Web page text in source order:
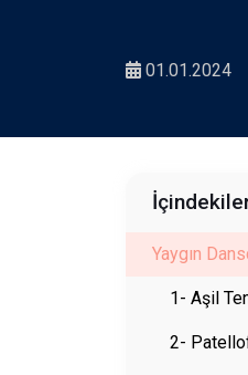
01.01.2024
Yaygın
1- Aşil
2-